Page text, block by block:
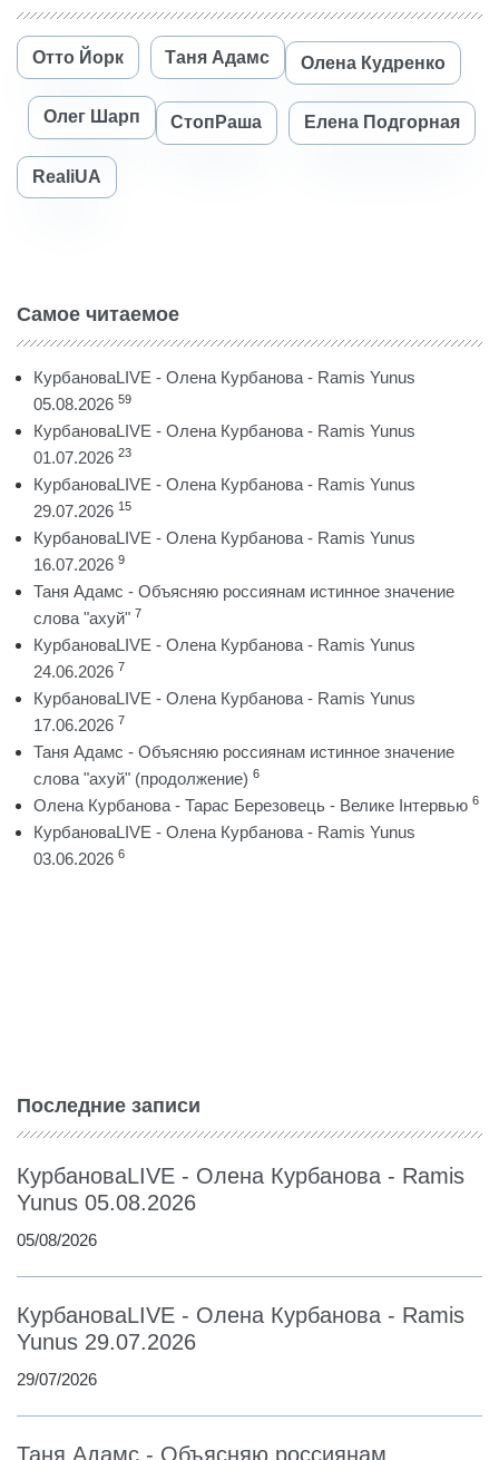
Отто Йорк Таня Адамс Олена Кудренко
Олег Шарп СтопРаша Елена Подгорная
RealiUA
Самое читаемое
КурбановаLIVE - Олена Курбанова - Ramis Yunus
05.08.2026 59
КурбановаLIVE - Олена Курбанова - Ramis Yunus
01.07.2026 23
КурбановаLIVE - Олена Курбанова - Ramis Yunus
29.07.2026 15
КурбановаLIVE - Олена Курбанова - Ramis Yunus
16.07.2026 9
Таня Адамс - Объясняю россиянам истинное значение
слова "ахуй" 7
КурбановаLIVE - Олена Курбанова - Ramis Yunus
24.06.2026 7
КурбановаLIVE - Олена Курбанова - Ramis Yunus
17.06.2026 7
Таня Адамс - Объясняю россиянам истинное значение
слова "ахуй" (продолжение) 6
Олена Курбанова - Тарас Березовець - Велике Інтервью 6
КурбановаLIVE - Олена Курбанова - Ramis Yunus
03.06.2026 6
Последние записи
КурбановаLIVE - Олена Курбанова - Ramis
Yunus 05.08.2026
05/08/2026
КурбановаLIVE - Олена Курбанова - Ramis
Yunus 29.07.2026
29/07/2026
Таня Адамс - Объясняю россиянам